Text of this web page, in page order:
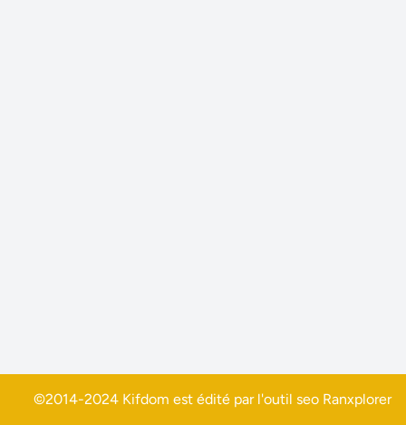
©2014-2024 Kifdom est édité par l'outil seo Ranxplorer